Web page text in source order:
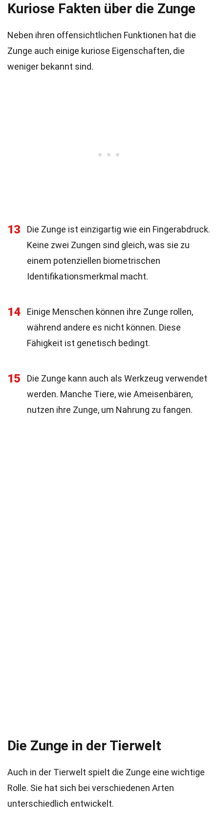
Kuriose Fakten über die Zunge
Neben ihren offensichtlichen Funktionen hat die
Zunge auch einige kuriose Eigenschaften, die
weniger bekannt sind.
13
Die Zunge ist einzigartig wie ein Fingerabdruck.
Keine zwei Zungen sind gleich, was sie zu
einem potenziellen biometrischen
Identifikationsmerkmal macht.
14
Einige Menschen können ihre Zunge rollen,
während andere es nicht können. Diese
Fähigkeit ist genetisch bedingt.
15
Die Zunge kann auch als Werkzeug verwendet
werden. Manche Tiere, wie Ameisenbären,
nutzen ihre Zunge, um Nahrung zu fangen.
Die Zunge in der Tierwelt
Auch in der Tierwelt spielt die Zunge eine wichtige
Rolle. Sie hat sich bei verschiedenen Arten
unterschiedlich entwickelt.